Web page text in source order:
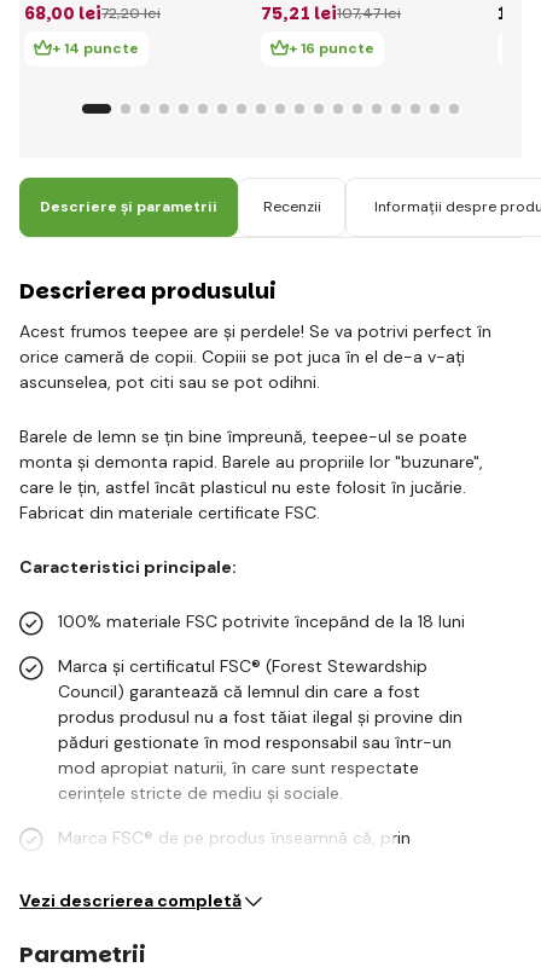
68,00 lei72,20 lei
+ 14 puncte
75,21 lei107,47 lei
+ 16 puncte
139
Descriere și parametrii Recenzii Informații despre
Descrierea produsului
Acest frumos teepee are și perdele! Se va potrivi perfect în
orice cameră de copii. Copiii se pot juca în el de-a v-ați
ascunselea, pot citi sau se pot odihni.
Barele de lemn se țin bine împreună, teepee-ul se poate
monta și demonta rapid. Barele au propriile lor "buzunare",
care le țin, astfel încât plasticul nu este folosit în jucărie.
Fabricat din materiale certificate FSC.
Caracteristici principale:
100% materiale FSC potrivite începând de la 18 luni
Marca și certificatul FSC® (Forest Stewardship
Council) garantează că lemnul din care a fost
produs produsul nu a fost tăiat ilegal și provine din
păduri gestionate în mod responsabil sau într-un
mod apropiat naturii, în care sunt respectate
cerințele stricte de mediu și sociale.
Marca FSC® de pe produs înseamnă că, prin
Vezi descrierea completă
Parametrii